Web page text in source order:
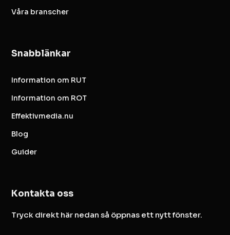
Våra branscher
Snabblänkar
Information om RUT
Information om ROT
Effektivmedia.nu
Blog
Guider
Kontakta oss
Tryck direkt här nedan så öppnas ett nytt fönster.